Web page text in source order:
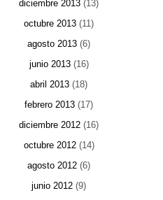
diciembre 2013 (13)
octubre 2013 (11)
agosto 2013 (6)
junio 2013(16)
abril 2013 (18)
febrero 2013 (17)
diciembre 2012 (16)
octubre 2012(14)
agosto 2012 (6)
junio 2012 (9)